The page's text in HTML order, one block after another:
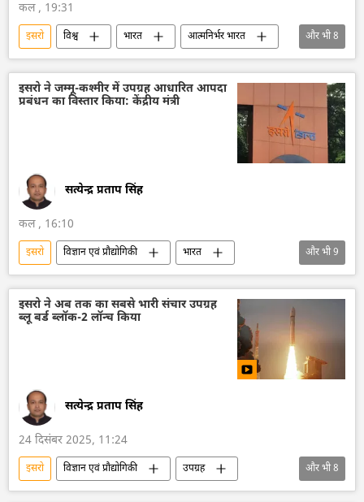
कल , 19:31
इसरो विश्व भारत
आत्मनिर्भर भारत
भारत का विकास
भारत सरकार
दिल्ली
अंतरिक्ष
अंतरिक्ष उद्योग
अंतरिक्ष अनुसंधान
सैन्य तकनीकी सहयोग
और भी8
इसरो ने जम्मू-कश्मीर में उपग्रह आधारित आपदा
प्रबंधन का विस्तार किया: केंद्रीय मंत्री
सत्येन्द्र प्रताप सिंह
कल , 16:10
इसरो विज्ञान एवं प्रौद्योगिकी
भारत
भारत सरकार
भारत की संसद
भारत का विकास
उपग्रह
उपग्रह प्रक्षेपण
जम्मू और कश्मीर
अंतरिक्ष उद्योग
और भी9
इसरो ने अब तक का सबसे भारी संचार उपग्रह
ब्लू बर्ड ब्लॉक-2 लॉन्च किया
सत्येन्द्र प्रताप सिंह
24 दिसंबर 2025, 11:24
इसरो विज्ञान एवं प्रौद्योगिकी
उपग्रह
उपग्रह प्रक्षेपण
अंतरिक्ष
अंतरिक्ष उद्योग
और भी8